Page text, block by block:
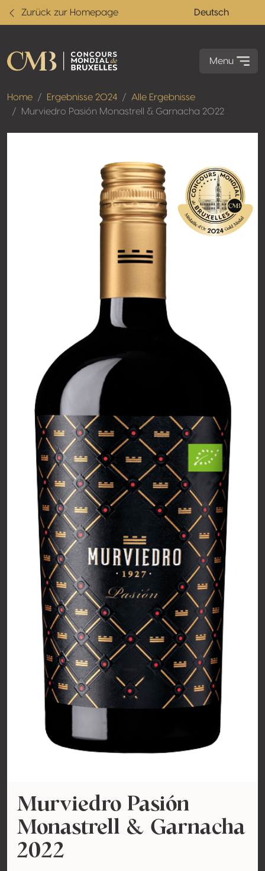
Zurück zur Homepage Deutsch
Menu
Home Ergebnisse 2024
Alle Ergebnisse
Murviedro Pasión Monastrell & Garnacha 2022
Murviedro Pasión
Monastrell & Garnacha
2022